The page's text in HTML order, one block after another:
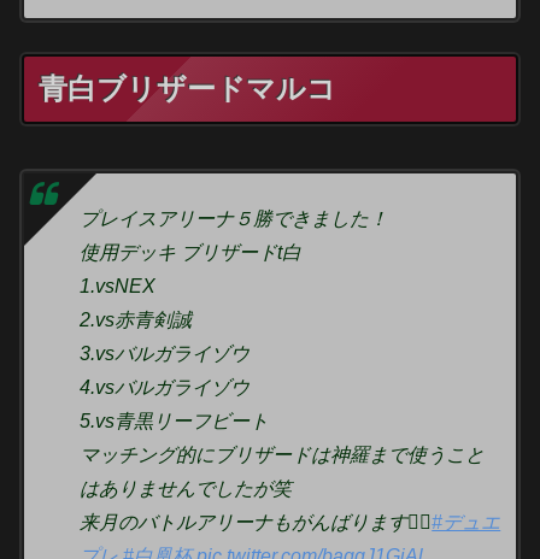
青白ブリザードマルコ
プレイスアリーナ５勝できました！
使用デッキ ブリザードt白
1.vsNEX
2.vs赤青剣誠
3.vsバルガライゾウ
4.vsバルガライゾウ
5.vs青黒リーフビート
マッチング的にブリザードは神羅まで使うこと
はありませんでしたが笑
来月のバトルアリーナもがんばります🙆‍♂️#デュエ